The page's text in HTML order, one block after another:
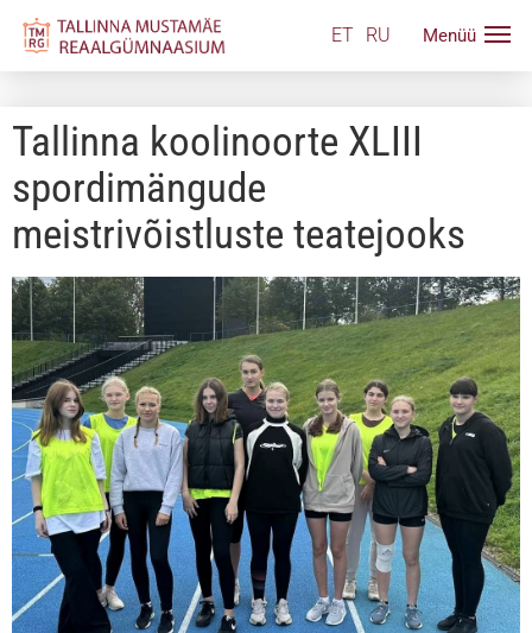
ET RU
Tallinna koolinoorte XLIII
spordimängude
meistrivõistluste teatejooks